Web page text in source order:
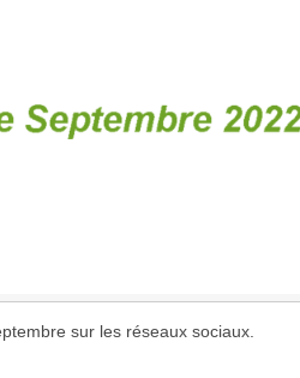
sur les réseaux sociaux.